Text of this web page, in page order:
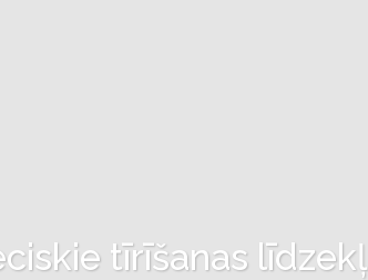
tīrīšanas